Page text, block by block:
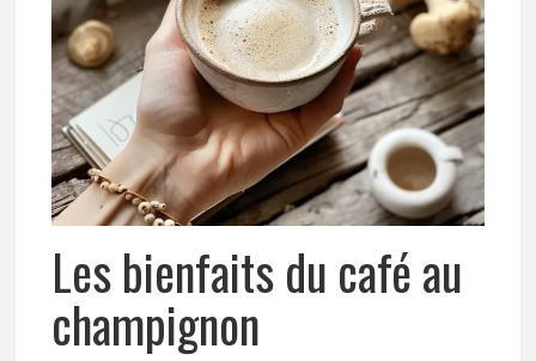
Les bienfaits du café au
champignon